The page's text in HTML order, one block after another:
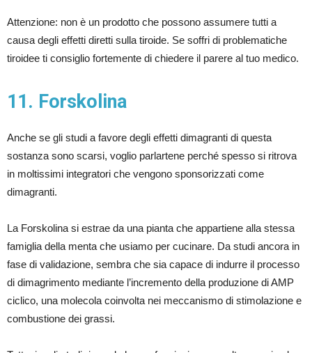
Attenzione: non è un prodotto che possono assumere tutti a
causa degli effetti diretti sulla tiroide. Se soffri di problematiche
tiroidee ti consiglio fortemente di chiedere il parere al tuo medico.
11. Forskolina
Anche se gli studi a favore degli effetti dimagranti di questa
sostanza sono scarsi, voglio parlartene perché spesso si ritrova
in moltissimi integratori che vengono sponsorizzati come
dimagranti.
La Forskolina si estrae da una pianta che appartiene alla stessa
famiglia della menta che usiamo per cucinare. Da studi ancora in
fase di validazione, sembra che sia capace di indurre il processo
di dimagrimento mediante l’incremento della produzione di AMP
ciclico, una molecola coinvolta nei meccanismo di stimolazione e
combustione dei grassi.